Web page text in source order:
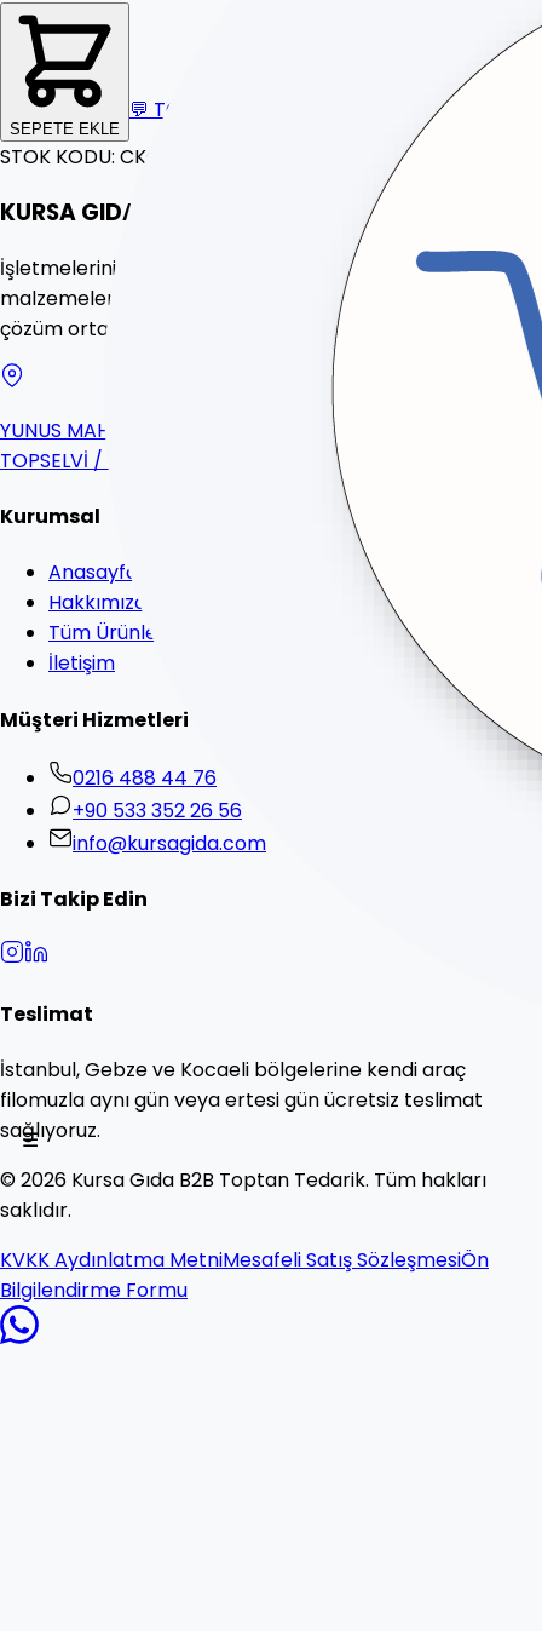
☰
SEPETE EKLE
💬 TOPTAN FİYAT
STOK KODU: CKG122
KURSA GIDA
İşletmeleriniz için toptan endüstriyel temizlik, sarf
malzemeleri ve gıda ürünleri tedariğinde 20 yıllık güvenilir
çözüm ortağınız.
YUNUS MAH. YONCA SOK. NO:19
TOPSELVİ / KARTAL / İSTANBUL
Kurumsal
Anasayfa
Hakkımızda
Tüm Ürünler
İletişim
Müşteri Hizmetleri
0216 488 44 76
+90 533 352 26 56
info@kursagida.com
Bizi Takip Edin
Teslimat
İstanbul, Gebze ve Kocaeli bölgelerine kendi araç
filomuzla aynı gün veya ertesi gün ücretsiz teslimat
sağlıyoruz.
©2026 Kursa Gıda B2B Toptan Tedarik. Tüm hakları
saklıdır.
KVKK Aydınlatma MetniMesafeli Satış SözleşmesiÖn
Bilgilendirme Formu